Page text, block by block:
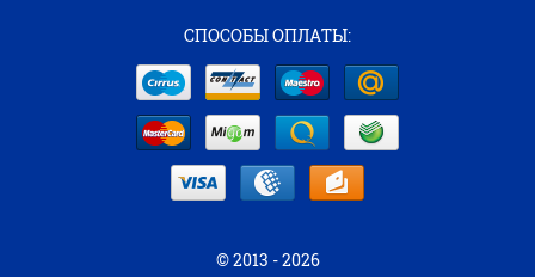
СПОСОБЫ ОПЛАТЫ:
© 2013 - 2026